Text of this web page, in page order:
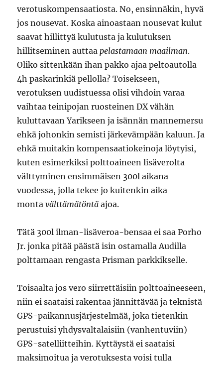
verotuskompensaatiosta. No, ensinnäkin, hyvä
jos nousevat. Koska ainoastaan nousevat kulut
saavat hillittyä kulutusta ja kulutuksen
hillitseminen auttaapelastamaan maailman.
Oliko sittenkään ihan pakko ajaa peltoautolla
4h paskarinkiä pellolla? Toisekseen,
verotuksen uudistuessa olisi vihdoin varaa
vaihtaa teinipojan ruosteinen DX vähän
kuluttavaan Yarikseen ja isännän mannemersu
ehkä johonkin semisti järkevämpään kaluun. Ja
ehkä muitakin kompensaatiokeinoja löytyisi,
kuten esimerkiksi polttoaineen lisäverolta
välttyminen ensimmäisen 300l aikana
vuodessa, jolla tekee jo kuitenkin aika
montavälttämätöntä ajoa.
Tätä 300l ilman-lisäveroa-bensaa ei saa Porho
Jr. jonka pitää päästä isin ostamalla Audilla
polttamaan rengasta Prisman parkkikselle.
Toisaalta jos vero siirrettäisiin polttoaineeseen,
niin ei saataisi rakentaa jännittävää ja teknistä
GPS-paikannusjärjestelmää, joka tietenkin
perustuisi yhdysvaltalaisiin (vanhentuviin)
GPS-satelliitteihin. Kyttäystä ei saataisi
maksimoitua ja verotuksesta voisi tulla